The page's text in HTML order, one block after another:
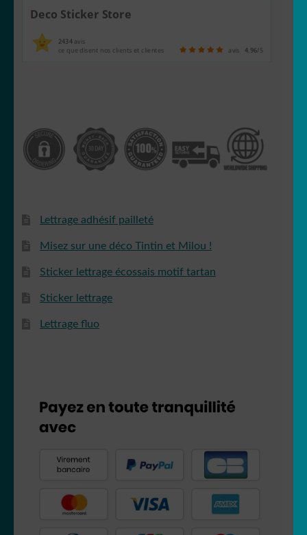
Deco Sticker Store
2434avis
ce que disent nos clients et clientes avis 4.96/5
Lettrage adhésif pailleté
Misez sur une déco Tintin et Milou !
Sticker lettrage écossais motif tartan
Sticker lettrage
Lettrage fluo